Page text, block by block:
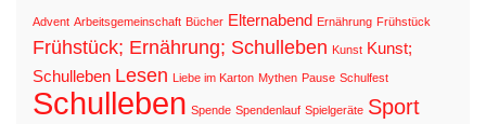
Advent Arbeitsgemeinschaft Bücher Elternabend Ernährung Frühstück
Frühstück; Ernährung; Schulleben Kunst Kunst;
Schulleben Lesen Liebe im Karton Mythen Pause Schulfest
Schulleben Spende Spendenlauf Spielgeräte Sport